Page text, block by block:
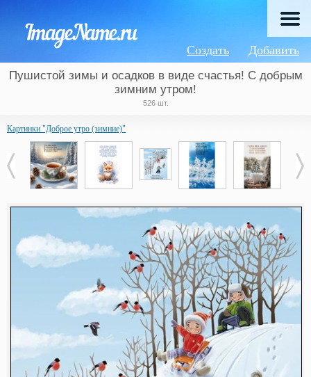
Добавить
Создать
Пушистой зимы и осадков в виде счастья! С добрым
зимним утром!
526 шт.
Картинки "Доброе утро (зимние)"